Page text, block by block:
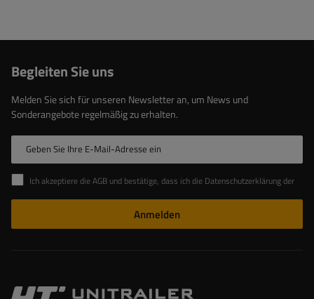
Begleiten Sie uns
Melden Sie sich für unseren Newsletter an, um News und
Sonderangebote regelmäßig zu erhalten.
Geben Sie Ihre E-Mail-Adresse ein
Ich akzeptiere die AGB und bestätige, dass ich die Datenschutzerklärung der Website zur Kenntnis genommen habe
Anmelden